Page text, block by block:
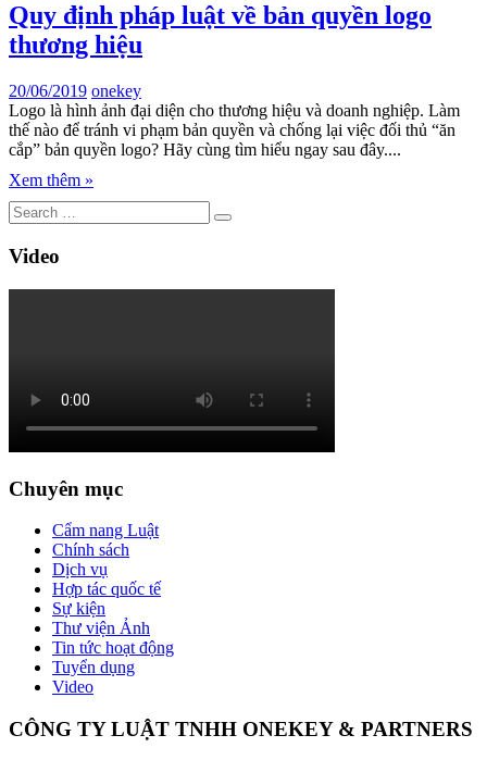
Quy định pháp luật về bản quyền logo
thương hiệu
20/06/2019 onekey
Logo là hình ảnh đại diện cho thương hiệu và doanh nghiệp. Làm
thế nào để tránh vi phạm bản quyền và chống lại việc đối thủ “ăn
cắp” bản quyền logo? Hãy cùng tìm hiểu ngay sau đây....
Xem thêm »
Video
Chuyên mục
Cẩm nang Luật
Chính sách
Dịch vụ
Hợp tác quốc tế
Sự kiện
Thư viện Ảnh
Tin tức hoạt động
Tuyển dụng
Video
CÔNG TY LUẬT TNHH ONEKEY & PARTNERS